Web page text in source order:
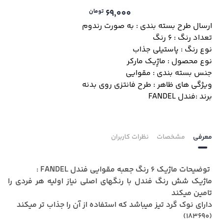
69,000 تومان
ارسال طرح بسته بندی : به صورت رندوم
تعداد رنگ : 6 رنگ
نوع رنگ : پاستیلی جذاب
نوع محصول : ماژِیک مارکر
جنس بسته بندی : مقوایی
ویژگی های ظاهر : طرح فانتزی روی بدنه
برند :فندل FANDEL
معرفی مشخصات نظرات کاربران
توضیحات ماژیک 6 رنگ جعبه مقوایی فندل FANDEL :
ماژیک شش رنگ فندل با رنگهای اصلی نیاز اولیه هر فردی را
تامین میکند
دارای نوک گرد تیز میباشد که استفاده از آن را جذاب تر میکند
(183690)